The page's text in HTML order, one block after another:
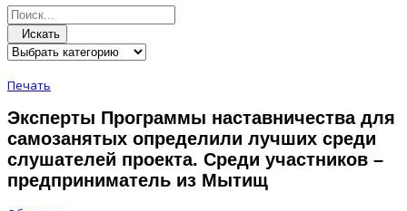
Искать
Печать
Эксперты Программы наставничества для
самозанятых определили лучших среди
слушателей проекта. Среди участников –
предприниматель из Мытищ